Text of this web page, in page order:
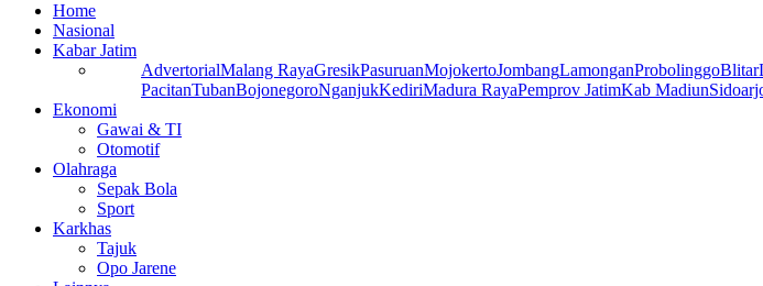
Home
Nasional
Kabar Jatim
AdvertorialMalang RayaGresikPasuruanMojokertoJombangLamonganProbolinggoBlitar
PacitanTubanBojonegoroNganjukKediriMadura RayaPemprov JatimKab Madiun
Ekonomi
Gawai & TI
Otomotif
Olahraga
Sepak Bola
Sport
Karkhas
Tajuk
Opo Jarene